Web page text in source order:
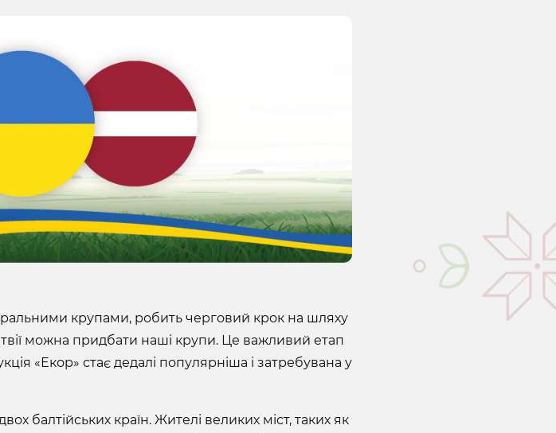
крупами, робить черговий крок на шляху
можна придбати наші крупи. Це важливий етап
«Екор» стає дедалі популярніша і затребувана у
балтійських країн. Жителі великих міст, таких як